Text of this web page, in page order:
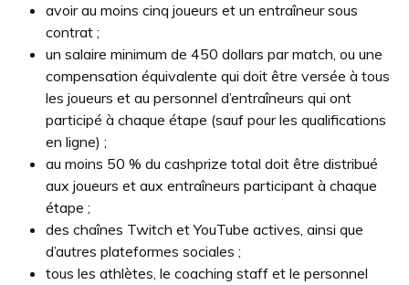
avoir au moins cinq joueurs et un entraîneur sous
contrat ;
un salaire minimum de 450 dollars par match, ou une
compensation équivalente qui doit être versée à tous
les joueurs et au personnel d’entraîneurs qui ont
participé à chaque étape (sauf pour les qualifications
en ligne) ;
au moins 50 % du cashprize total doit être distribué
aux joueurs et aux entraîneurs participant à chaque
étape ;
des chaînes Twitch et YouTube actives, ainsi que
d’autres plateformes sociales ;
tous les athlètes, le coaching staff et le personnel